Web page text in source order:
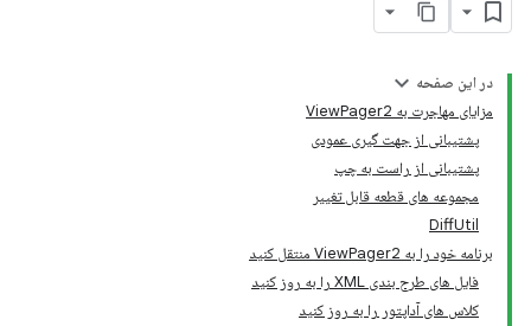
در این صفحه
مزایای مهاجرت به ViewPager2
پشتیبانی از جهت گیری عمودی
پشتیبانی از راست به چپ
مجموعه های قطعه قابل تغییر
DiffUtil
برنامه خود را به ViewPager2 منتقل کنید
فایل های طرح بندی XML را به روز کنید
کلاس های آداپتور را به روز کنید